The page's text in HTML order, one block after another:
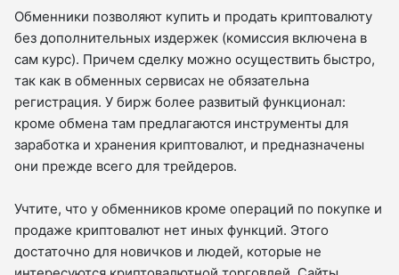
Обменники позволяют купить и продать криптовалюту
без дополнительных издержек (комиссия включена в
сам курс). Причем сделку можно осуществить быстро,
так как в обменных сервисах не обязательна
регистрация. У бирж более развитый функционал:
кроме обмена там предлагаются инструменты для
заработка и хранения криптовалют, и предназначены
они прежде всего для трейдеров.
Учтите, что у обменников кроме операций по покупке и
продаже криптовалют нет иных функций. Этого
достаточно для новичков и людей, которые не